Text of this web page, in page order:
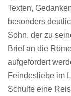
Texten,
besonders
Sohn, der zu
Brief an die
aufgefordert
Feindesliebe im
Schulte eine